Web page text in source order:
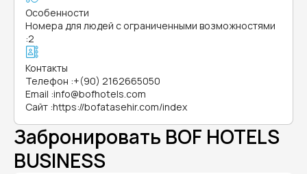
Особенности
Номера для людей с ограниченными возможностями
:2
Контакты
Телефон :+(90) 2162665050
Email :info@bofhotels.com
Сайт :https://bofatasehir.com/index
Забронировать BOF HOTELS
BUSINESS